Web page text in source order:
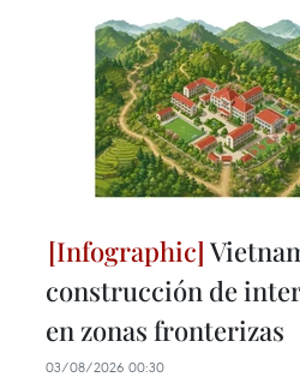
construcción de
en zonas fronterizas
03/08/2026 00:30